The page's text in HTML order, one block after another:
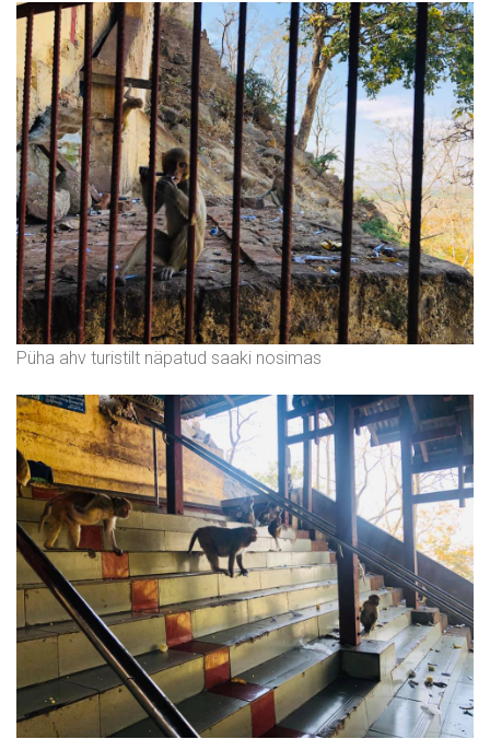
Püha ahv turistilt näpatud saaki nosimas